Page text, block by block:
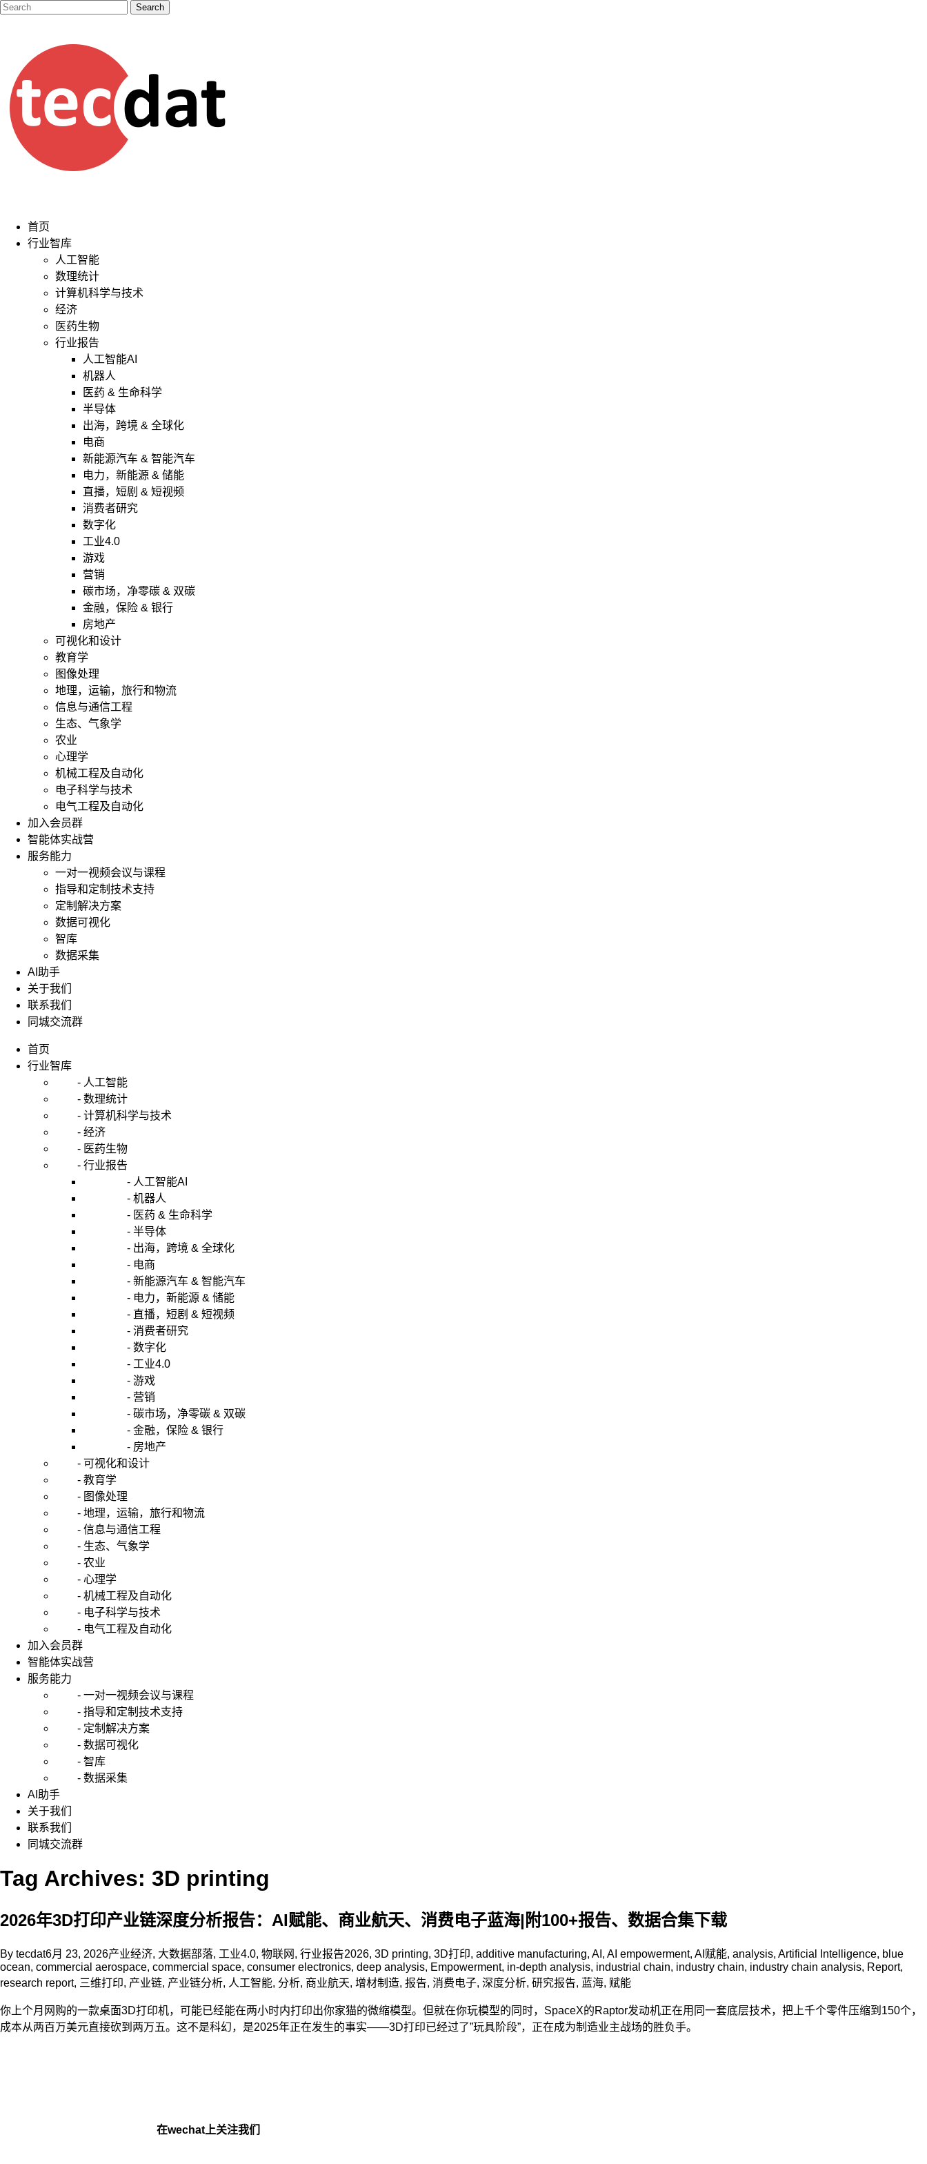
首页
行业智库
人工智能
数理统计
计算机科学与技术
经济
医药生物
行业报告
人工智能AI
机器人
医药 & 生命科学
半导体
出海，跨境 & 全球化
电商
新能源汽车 & 智能汽车
电力，新能源 & 储能
直播，短剧 & 短视频
消费者研究
数字化
工业4.0
游戏
营销
碳市场，净零碳 & 双碳
金融，保险 & 银行
房地产
可视化和设计
教育学
图像处理
地理，运输，旅行和物流
信息与通信工程
生态、气象学
农业
心理学
机械工程及自动化
电子科学与技术
电气工程及自动化
加入会员群
智能体实战营
服务能力
一对一视频会议与课程
指导和定制技术支持
定制解决方案
数据可视化
智库
数据采集
AI助手
关于我们
联系我们
同城交流群
首页
行业智库
- 人工智能
- 数理统计
- 计算机科学与技术
- 经济
- 医药生物
- 行业报告
- 人工智能AI
- 机器人
- 医药 & 生命科学
- 半导体
- 出海，跨境 & 全球化
- 电商
- 新能源汽车 & 智能汽车
- 电力，新能源 & 储能
- 直播，短剧 & 短视频
- 消费者研究
- 数字化
- 工业4.0
- 游戏
- 营销
- 碳市场，净零碳 & 双碳
- 金融，保险 & 银行
- 房地产
- 可视化和设计
- 教育学
- 图像处理
- 地理，运输，旅行和物流
- 信息与通信工程
- 生态、气象学
- 农业
- 心理学
- 机械工程及自动化
- 电子科学与技术
- 电气工程及自动化
加入会员群
智能体实战营
服务能力
- 一对一视频会议与课程
- 指导和定制技术支持
- 定制解决方案
- 数据可视化
- 智库
- 数据采集
AI助手
关于我们
联系我们
同城交流群
Tag Archives: 3D printing
2026年3D打印产业链深度分析报告：AI赋能、商业航天、消费电子蓝海|附100+报告、数据合集下载
By tecdat6月 23, 2026产业经济, 大数据部落, 工业4.0, 物联网 , 行业报告2026, 3D printing, 3D打印, additive manufacturing, AI , AI empowerment, AI赋能, analysis, Artificial Intelligence, blue
ocean, commercial aerospace, commercial space, consumer electronics, deep analysis, Empowerment, in-depth analysis, industrial chain, industry chain, industry chain analysis, Report,
research report, 三维打印, 产业链, 产业链分析, 人工智能, 分析, 商业航天, 增材制造, 报告, 消费电子, 深度分析, 研究报告, 蓝海, 赋能
你上个月网购的一款桌面3D打印机，可能已经能在两小时内打印出你家猫的微缩模型。但就在你玩模型的同时，SpaceX的Raptor发动机正在用同一套底层技术，把上千个零件压缩到150个，
成本从两百万美元直接砍到两万五。这不是科幻，是2025年正在发生的事实——3D打印已经过了”玩具阶段”，正在成为制造业主战场的胜负手。
在wechat上关注我们